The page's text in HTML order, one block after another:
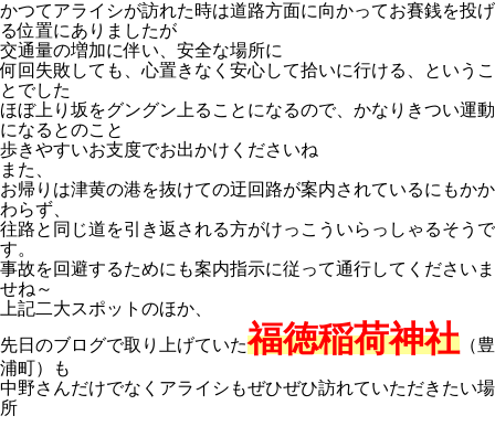
かつてアライシが訪れた時は道路方面に向かってお賽銭を投げ
る位置にありましたが
交通量の増加に伴い、安全な場所に
何回失敗しても、心置きなく安心して拾いに行ける、というこ
とでした
ほぼ上り坂をグングン上ることになるので、かなりきつい運動
になるとのこと
歩きやすいお支度でお出かけくださいね
また、
お帰りは津黄の港を抜けての迂回路が案内されているにもかか
わらず、
往路と同じ道を引き返される方がけっこういらっしゃるそうで
す。
事故を回避するためにも案内指示に従って通行してくださいま
せね～
上記二大スポットのほか、
先日のブログで取り上げていた福徳稲荷神社 （豊
浦町）も
中野さんだけでなくアライシもぜひぜひ訪れていただきたい場
所